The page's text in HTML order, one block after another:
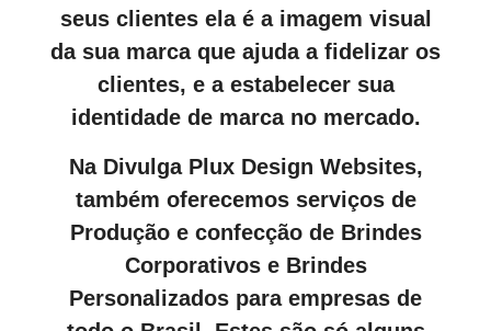
seus clientes ela é a imagem visual
da sua marca que ajuda a fidelizar os
clientes, e a estabelecer sua
identidade de marca no mercado.
Na Divulga Plux Design Websites,
também oferecemos serviços de
Produção e confecção de Brindes
Corporativos e Brindes
Personalizados para empresas de